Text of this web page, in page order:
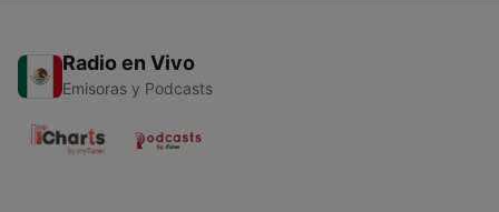
Radio en Vivo
Emisoras y Podcasts